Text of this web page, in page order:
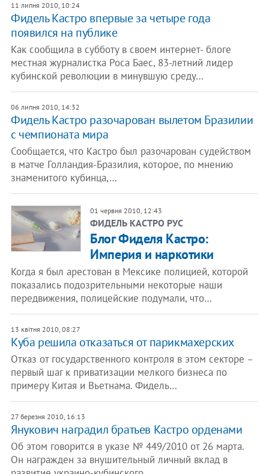
11 липня 2010, 10:24
Фидель Кастро впервые за четыре года
появился на публике
Как сообщила в субботу в своем интернет- блоге
местная журналистка Роса Баес, 83-летний лидер
кубинской революции в минувшую среду…
06 липня 2010, 14:32
Фидель Кастро разочарован вылетом Бразилии
с чемпионата мира
Сообщается, что Кастро был разочарован судейством
в матче Голландия-Бразилия, которое, по мнению
знаменитого кубинца,…
01 червня 2010, 12:43
ФИДЕЛЬ КАСТРО РУС
Блог Фиделя Кастро:
Империя и наркотики
Когда я был арестован в Мексике полицией, которой
показались подозрительными некоторые наши
передвижения, полицейские подумали, что…
13 квітня 2010, 08:27
Куба решила отказаться от парикмахерских
Отказ от государственного контроля в этом секторе –
первый шаг к приватизации мелкого бизнеса по
примеру Китая и Вьетнама. Фидель…
27 березня 2010, 16:13
Янукович наградил братьев Кастро орденами
Об этом говорится в указе № 449/2010 от 26 марта.
Он награжден за внушительный личный вклад в